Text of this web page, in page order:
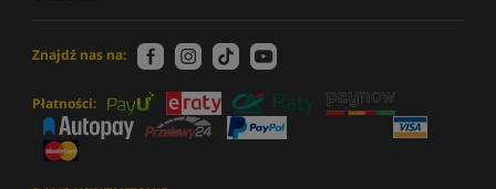
Znajdź nas na:
Płatności: